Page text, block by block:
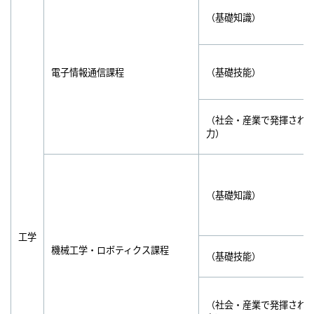
工学
電子情報通信課程
（基礎知識）
（基礎技能）
（社会・産業で発揮され
力）
機械工学・ロボティクス課程
（基礎知識）
（基礎技能）
（社会・産業で発揮され